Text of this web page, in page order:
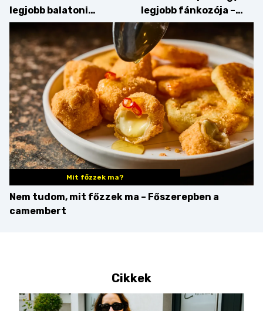
legjobb balatoni
strandételei –
végigkóstoltuk a
győzteseket
legjobb fánkozója –
búcsúzik a Pampushka
Mit főzzek ma?
Nem tudom, mit főzzek ma – Főszerepben a
camembert
Cikkek